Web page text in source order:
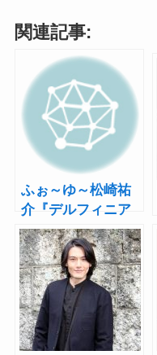
関連記事:
ふぉ～ゆ～松崎祐
介『デルフィニア
戦記』舞台化第2弾
で初の舞台単独主
演